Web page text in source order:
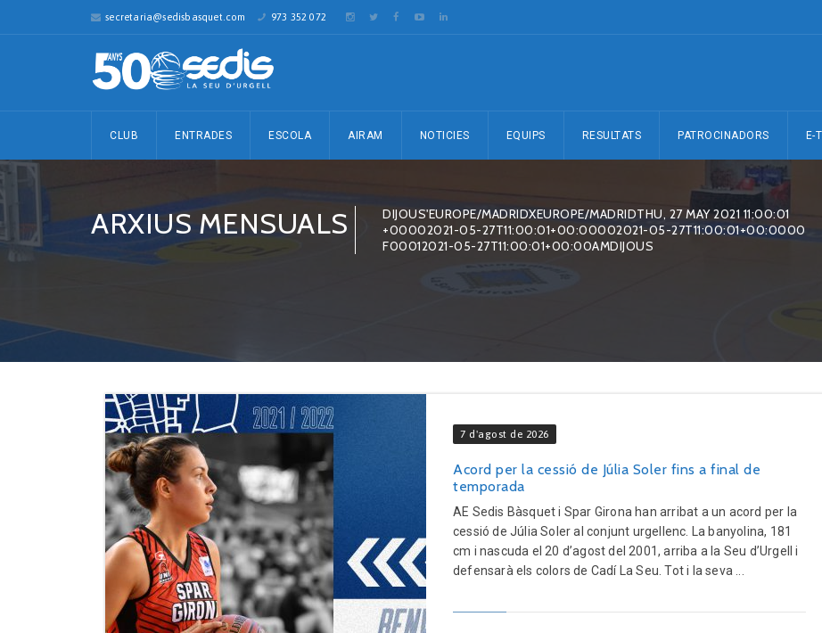
secretaria@sedisbasquet.com 973 352 072
CLUB ENTRADES ESCOLA AIRAM NOTICIES EQUIPS RESULTATS PATROCINADORS E-
ARXIUS MENSUALS
DIJOUS'EUROPE/MADRIDXEUROPE/MADRIDTHU, 27 MAY 2021 11:00:01
+00002021-05-27T11:00:01+00:00002021-05-27T11:00:01+00:0000
F00012021-05-27T11:00:01+00:00AMDIJOUS
7 d'agost de 2026
Acord per la cessió de Júlia Soler fins a final de
temporada
AE Sedis Bàsquet i Spar Girona han arribat a un acord per la
cessió de Júlia Soler al conjunt urgellenc. La banyolina, 181
cm i nascuda el 20 d’agost del 2001, arriba a la Seu d’Urgell i
defensarà els colors de Cadí La Seu. Tot i la seva ...